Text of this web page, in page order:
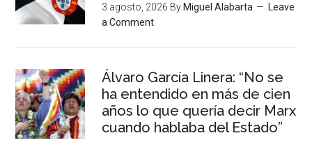
3 agosto, 2026 By Miguel Alabarta
Leave
a Comment
Álvaro García Linera: “No se
ha entendido en más de cien
años lo que quería decir Marx
cuando hablaba del Estado”